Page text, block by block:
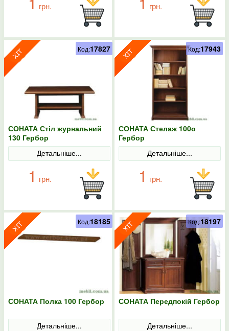
грн. грн.
СОНАТА Стіл журнальний
130 Гербор
Детальніше...
1 грн.
Код:17827
СОНАТА Стелаж 100о
Гербор
Детальніше...
1 грн.
Код:17943
СОНАТА Полка 100 Гербор
Детальніше...
Код:18185
СОНАТА Передпокій Гербор
Детальніше...
Код:18197